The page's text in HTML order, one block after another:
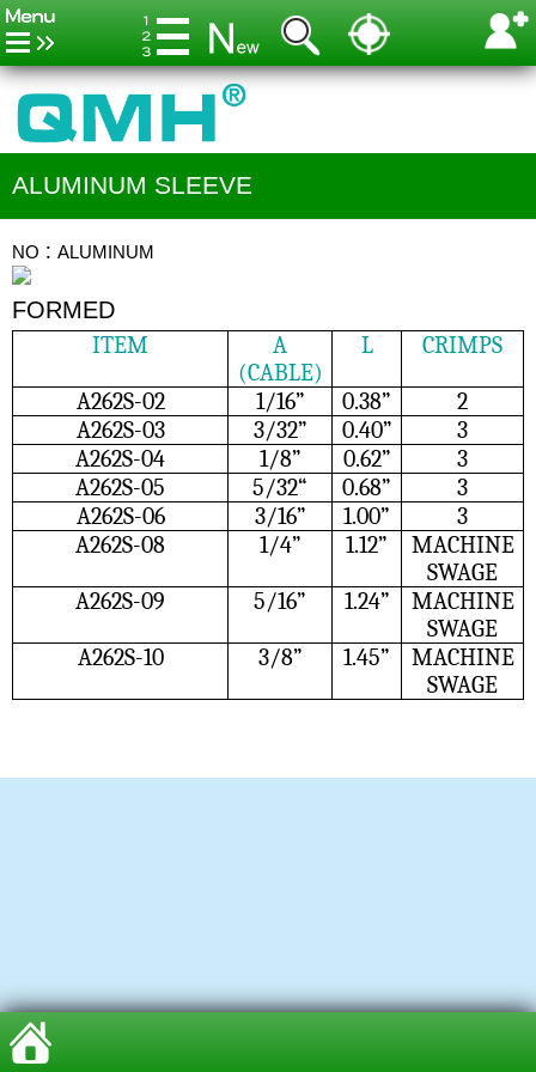
ALUMINUM SLEEVE
NO：ALUMINUM
FORMED
ITEM
A
(CABLE)
L CRIMPS
A262S-02 1/16” 0.38”
2
A262S-03
3/32” 0.40”
3
A262S-04
1/8” 0.62”
3
A262S-05
5/32“ 0.68”
3
A262S-06
3/16” 1.00”
3
A262S-08
1/4” 1.12”
MACHINE
SWAGE
A262S-09
5/16” 1.24”
MACHINE
SWAGE
A262S-10
3/8” 1.45”
MACHINE
SWAGE